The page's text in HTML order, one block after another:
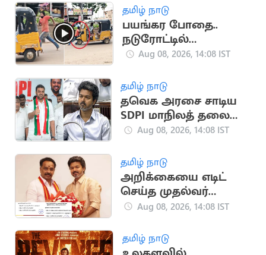
தமிழ் நாடு
பயங்கர போதை..
நடுரோட்டில்
ஆட்டோவை கட்டி
Aug 08, 2026, 14:08 IST
தமிழ் நாடு
தவெக அரசை சாடிய
SDPI மாநிலத் தலைவர்
முகமது முபாரக்
Aug 08, 2026, 14:08 IST
தமிழ் நாடு
அறிக்கையை எடிட்
செய்த முதல்வர்
விஜய்.. MR
நீக்கம்
Aug 08, 2026, 14:08 IST
தமிழ் நாடு